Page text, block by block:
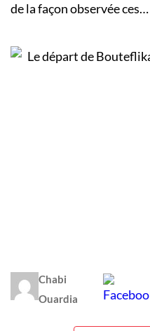
de la façon observée ces…
Chabi
Ouardia